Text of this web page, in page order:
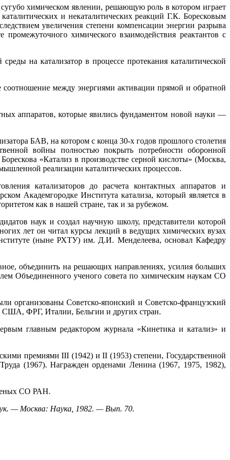
сугубо химическом явлении, решающую роль в котором играет
и некаталитических реакций Г.К. Боресковым
увеличения степени компенсации энергии разрыва
промежуточного химического взаимодействия реактантов с
на катализатор в процессе протекания каталитической
между энергиями активации прямой и обратной
аппаратов, которые явились фундаментом новой науки —
БАВ, на котором с конца 30-х годов прошлого столетия
войны полностью покрыть потребности оборонной
«Катализ в производстве серной кислоты» (Москва,
реализации каталитических процессов.
катализаторов до расчета контактных аппаратов и
Академгородке Института катализа, который является в
как в нашей стране, так и за рубежом.
наук и создал научную школу, представители которой
лет он читал курсы лекций в ведущих химических вузах
(ныне РХТУ) им. Д.И. Менделеева, основал Кафедру
объединить на решающих направлениях, усилия больших
Объединенного ученого совета по химическим наукам СО
организованы Советско-японский и Советско-французский
США, ФРГ, Италии, Бельгии и других стран.
главным редактором журнала «Кинетика и катализ» и
премиями III (1942) и II (1953) степени, Государственной
(1967). Награжден орденами Ленина (1967, 1975, 1982),
СО РАН.
— Москва: Наука, 1982. — Вып. 70.